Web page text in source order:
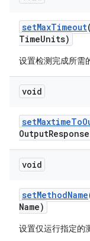
setMaxTimeout
TimeUnits)
设置检测完成所需
void
setMaxtimeTo
Output
void
setMethodName
Name)
设置仅运行指定的